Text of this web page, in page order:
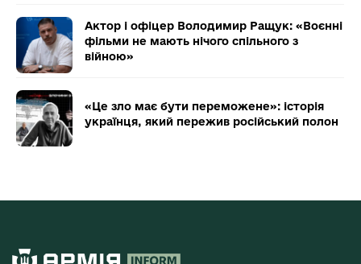
Актор і офіцер Володимир Ращук: «Воєнні
фільми не мають нічого спільного з
війною»
«Це зло має бути переможене»: історія
українця, який пережив російський полон